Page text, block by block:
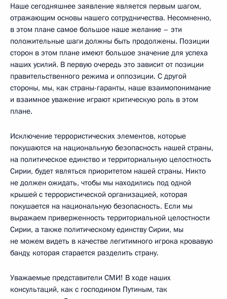
Наше сегодняшнее заявление является первым шагом,
отражающим основы нашего сотрудничества. Несомненно,
в этом плане самое большое наше желание – эти
положительные шаги должны быть продолжены. Позиции
сторон в этом плане имеют большое значение для успеха
наших усилий. В первую очередь это зависит от позиции
правительственного режима и оппозиции. С другой
стороны, мы, как страны-гаранты, наше взаимопонимание
и взаимное уважение играют критическую роль в этом
плане.
Исключение террористических элементов, которые
покушаются на национальную безопасность нашей страны,
на политическое единство и территориальную целостность
Сирии, будет являться приоритетом нашей страны. Никто
не должен ожидать, чтобы мы находились под одной
крышей с террористической организацией, которая
покушается на национальную безопасность. Если мы
выражаем приверженность территориальной целостности
Сирии, а также политическому единству Сирии, мы
не можем видеть в качестве легитимного игрока кровавую
банду, которая старается разделить страну.
Уважаемые представители СМИ! В ходе наших
консультаций, как с господином Путиным, так